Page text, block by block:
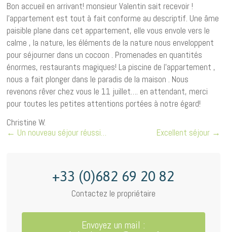
Bon accueil en arrivant! monsieur Valentin sait recevoir !
l’appartement est tout à fait conforme au descriptif. Une âme
paisible plane dans cet appartement, elle vous envole vers le
calme , la nature, les éléments de la nature nous enveloppent
pour séjourner dans un cocoon . Promenades en quantités
énormes, restaurants magiques! La piscine de l’appartement ,
nous a fait plonger dans le paradis de la maison . Nous
revenons rêver chez vous le 11 juillet…. en attendant, merci
pour toutes les petites attentions portées à notre égard!
Christine W.
← Un nouveau séjour réussi… Excellent séjour →
+33 (0)682 69 20 82
Contactez le propriétaire
Envoyez un mail :